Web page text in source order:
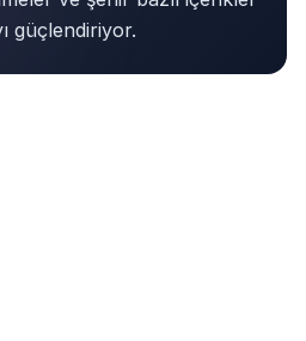
güçlendiriyor.
Yerel SEO'da ilk 3 sıra (“Local